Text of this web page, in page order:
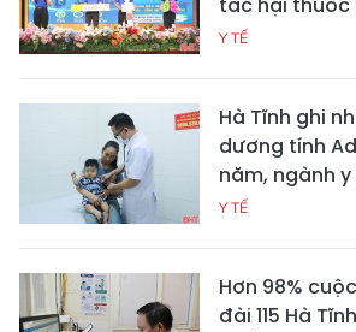
tác hại thuốc
Y TẾ
Hà Tĩnh ghi
dương tính
năm, ngành
Y TẾ
Hơn 98%
đài 115 Hà